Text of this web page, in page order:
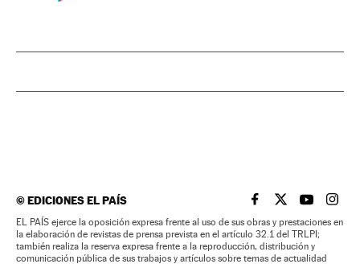
©EDICIONES EL PAÍS EL PAÍS BRASIL EN
EL PAÍSEL PAÍS
EL
EL PAÍS ejerce la oposición expresa frente al uso de sus obras y prestaciones en
la elaboración de revistas de prensa prevista en el artículo 32.1 del TRLPI;
también realiza la reserva expresa frente a la reproducción, distribución y
comunicación pública de sus trabajos y artículos sobre temas de actualidad